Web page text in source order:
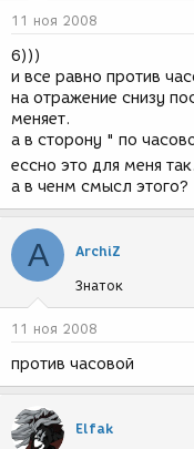
11 ноя 2008
6)))
и все равно против
на отражение снизу
меняет.
а в сторону " по
ессно это для меня так.
а в ченм смысл этого?
А АrchiZ
Знаток
11 ноя 2008
против часовой
Elfak